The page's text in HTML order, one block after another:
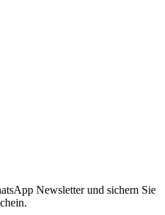
Newsletter und sichern Sie